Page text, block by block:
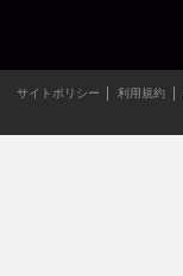
サイトポリシー 利用規約